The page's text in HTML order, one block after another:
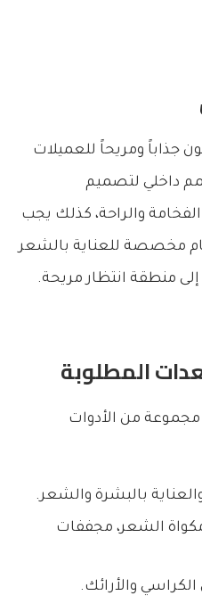
جذاباً ومريحاً للعميلات
داخلي لتصميم
والراحة، كذلك يجب
مخصصة للعناية بالشعر
إلى منطقة انتظار مريحة.
المطلوبة
مجموعة من الأدوات
بالبشرة والشعر.
الشعر، مجففات
والأرائك.